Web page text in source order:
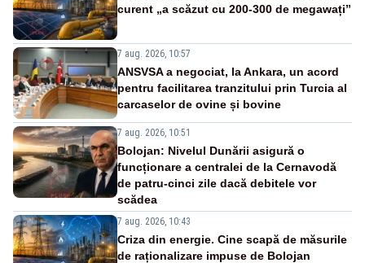
curent „a scăzut cu 200-300 de megawați”
7 aug. 2026, 10:57
ANSVSA a negociat, la Ankara, un acord
pentru facilitarea tranzitului prin Turcia al
carcaselor de ovine și bovine
7 aug. 2026, 10:51
Bolojan: Nivelul Dunării asigură o
funcționare a centralei de la Cernavodă
de patru-cinci zile dacă debitele vor
scădea
7 aug. 2026, 10:43
Criza din energie. Cine scapă de măsurile
de raționalizare impuse de Bolojan